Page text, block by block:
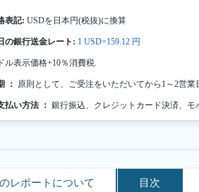
表記: USDを日本円(税抜)に換算
の銀行送金レート: 1 USD=159.12 円
ル表示価格+10％消費税.
： 原則として、ご受注をいただいてから1～2営
払い方法 ： 銀行振込、クレジットカード決済、モ
レポートについて 目次